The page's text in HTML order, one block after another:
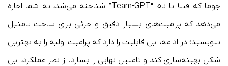
جوما که قبلا با نام “Team-GPT” شناخته می‌شد، به شما اجازه
می‌دهد که پرامپت‌‌های بسیار دقیق و جزئی برای ساخت تامنیل
بنویسید؛ در ادامه، این قابلیت را دارد که پرامپت اولیه را به بهترین
شکل بهینه‌سازی کند و تامنیل نهایی را بسازد. از نظر عملکرد، این